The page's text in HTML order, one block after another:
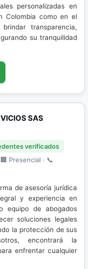
personalizadas en
Colombia como en el
transparencia,
su tranquilidad
SAS
verificados
Presencial · 📞
de asesoría jurídica
y experiencia en
equipo de abogados
soluciones legales
la protección de sus
encontrará la
enfrentar cualquier